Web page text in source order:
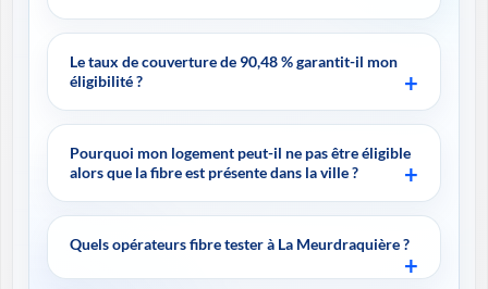
Le taux de couverture de 90,48 % garantit-il mon
éligibilité ?
Pourquoi mon logement peut-il ne pas être éligible
alors que la fibre est présente dans la ville ?
Quels opérateurs fibre tester à La Meurdraquière ?